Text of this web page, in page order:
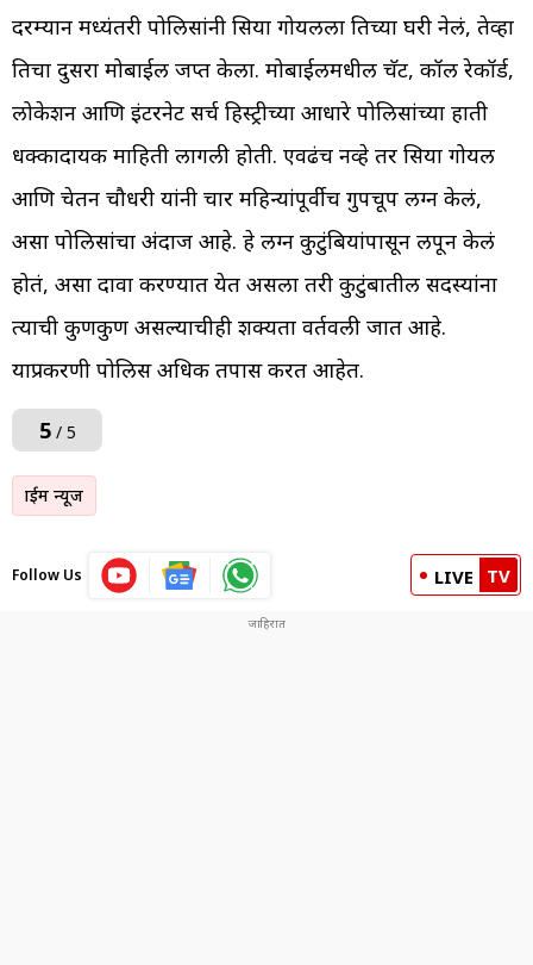
दरम्यान मध्यंतरी पोलिसांनी सिया गोयलला तिच्या घरी नेलं, तेव्हा
तिचा दुसरा मोबाईल जप्त केला. मोबाईलमधील चॅट, कॉल रेकॉर्ड,
लोकेशन आणि इंटरनेट सर्च हिस्ट्रीच्या आधारे पोलिसांच्या हाती
धक्कादायक माहिती लागली होती. एवढंच नव्हे तर सिया गोयल
आणि चेतन चौधरी यांनी चार महिन्यांपूर्वीच गुपचूप लग्न केलं,
असा पोलिसांचा अंदाज आहे. हे लग्न कुटुंबियांपासून लपून केलं
होतं, असा दावा करण्यात येत असला तरी कुटुंबातील सदस्यांना
त्याची कुणकुण असल्याचीही शक्यता वर्तवली जात आहे.
याप्रकरणी पोलिस अधिक तपास करत आहेत.
5/ 5
क्राईम न्यूज
Follow Us LIVE TV